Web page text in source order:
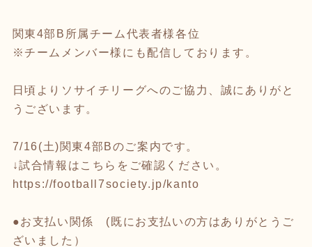
関東4部B所属チーム代表者様各位
※チームメンバー様にも配信しております。
日頃よりソサイチリーグへのご協力、誠にありがと
うございます。
7/16(土)関東4部Bのご案内です。
↓試合情報はこちらをご確認ください。
https://football7society.jp/kanto
●お支払い関係 (既にお支払いの方はありがとうご
ざいました）